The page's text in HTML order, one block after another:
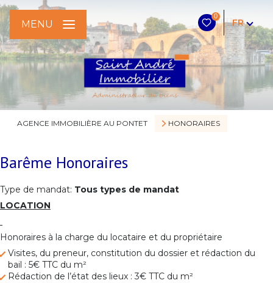
0
FR
MENU
AGENCE IMMOBILIÈRE AU PONTET HONORAIRES
Barême Honoraires
Type de mandat: Tous types de mandat
LOCATION
Honoraires à la charge du locataire et du propriétaire
Visites, du preneur, constitution du dossier et rédaction du
bail : 5€ TTC du m²
Rédaction de l’état des lieux : 3€ TTC du m²